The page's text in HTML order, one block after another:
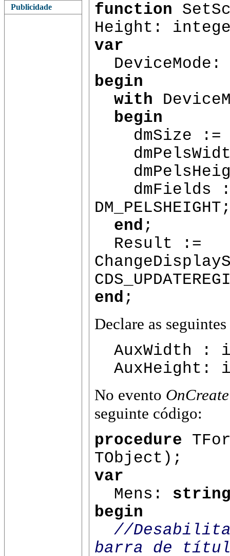
Publicidade
function
Height:
var
DeviceMode:
begin
with
begin
dmSize :=
dmFields :=
end ;
Result :=
end ;
Declare as
AuxWidth :
AuxHeight:
No evento OnCreate
seguinte código:
procedure
TObject);
var
Mens:
begin
//
barra de